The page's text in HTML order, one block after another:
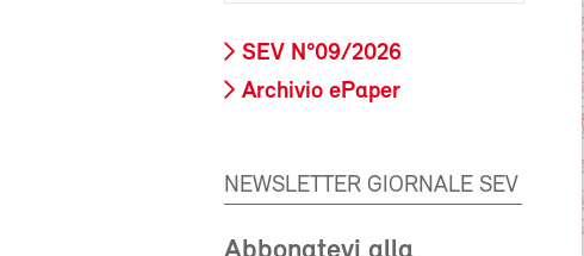
SEV N°09/2026
Archivio ePaper
NEWSLETTER GIORNALE SEV